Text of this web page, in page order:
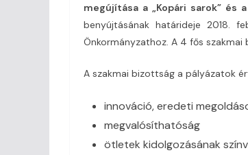
megújítása a „Kopári sarok” és
benyújtásának határideje 2018.
Önkormányzathoz. A 4 fős
A szakmai bizottság a pályázatok
innováció, eredeti
megvalósíthatóság
ötletek kidolgozásának